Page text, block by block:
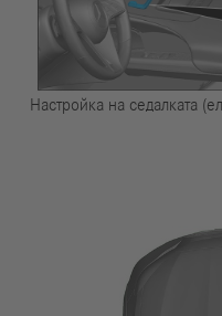
Настройка на седалката